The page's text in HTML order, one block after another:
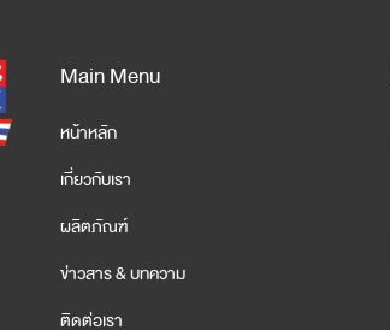
Main Menu
หน้าหลัก
เกี่ยวกับเรา
ผลิตภัณฑ์
ข่าวสาร & บทความ
ติดต่อเรา